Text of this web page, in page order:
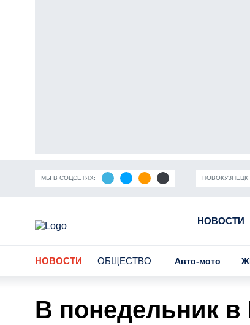
МЫ В СОЦСЕТЯХ: НОВОКУЗНЕЦК
НОВОСТИ
Кузбасса Пандемия коронавирусной инфекции
НОВОСТИ ОБЩЕСТВО Авто-мото
В понедельник в